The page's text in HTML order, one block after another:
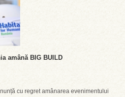
amână BIG BUILD
cu regret amânarea evenimentului